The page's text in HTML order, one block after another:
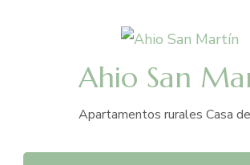
Ahio San
Apartamentos rurales Casa